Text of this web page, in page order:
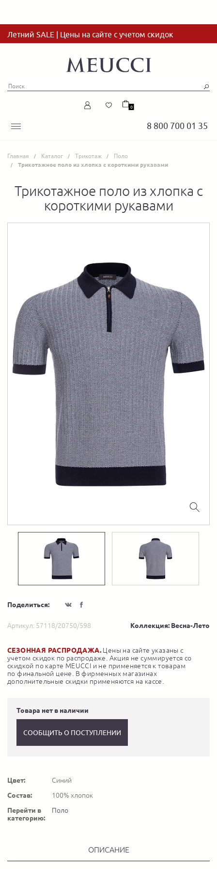
Летний SALE | Цены на сайте с учетом скидок
8 800 700 01 35
0
Главная Каталог Трикотаж Поло
Трикотажное поло из хлопка с короткими рукавами
Трикотажное поло из хлопка с
короткими рукавами
Поделиться:
Артикул: 57118/20750/598 Коллекция: Весна-Лето
СЕЗОННАЯ РАСПРОДАЖА. Цены на сайте указаны с
учетом скидок по распродаже. Акция не суммируется со
скидкой по карте MEUCCI и не применяется к товарам
по финальной цене. В фирменных магазинах
дополнительные скидки применяются на кассе.
Товара нет в наличии
СООБЩИТЬ О ПОСТУПЛЕНИИ
Цвет:
Синий
Состав:
100% хлопок
Перейти в
категорию:
Поло
ОПИСАНИЕ